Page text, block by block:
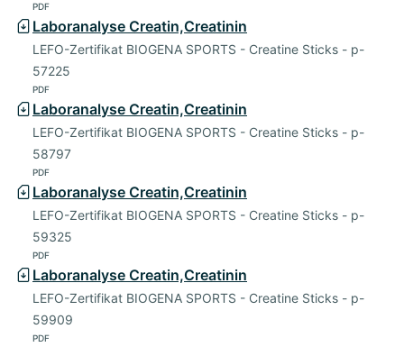
PDF
Laboranalyse Creatin,Creatinin
LEFO-Zertifikat BIOGENA SPORTS - Creatine Sticks - p-
57225
PDF
Laboranalyse Creatin,Creatinin
LEFO-Zertifikat BIOGENA SPORTS - Creatine Sticks - p-
58797
PDF
Laboranalyse Creatin,Creatinin
LEFO-Zertifikat BIOGENA SPORTS - Creatine Sticks - p-
59325
PDF
Laboranalyse Creatin,Creatinin
LEFO-Zertifikat BIOGENA SPORTS - Creatine Sticks - p-
59909
PDF